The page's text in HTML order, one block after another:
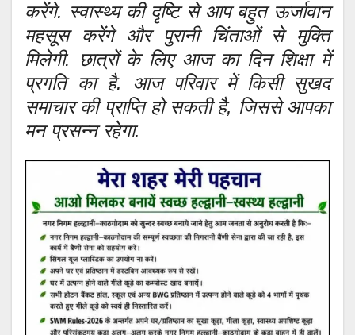
करेंगे. स्वास्थ्य की दृष्टि से आप बहुत ऊर्जावान
महसूस करेंगे और पुरानी चिंताओं से मुक्ति
मिलेगी. छात्रों के लिए आज का दिन शिक्षा में
प्रगति का है. आज परिवार में किसी सुखद
समाचार की प्राप्ति हो सकती है, जिससे आपका
मन प्रसन्न रहेगा.